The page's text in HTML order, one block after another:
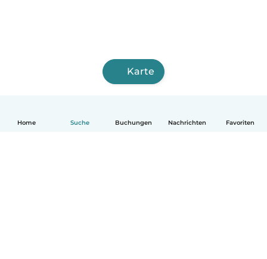
Home Suche Buchungen Nachrichten Favoriten
Karte